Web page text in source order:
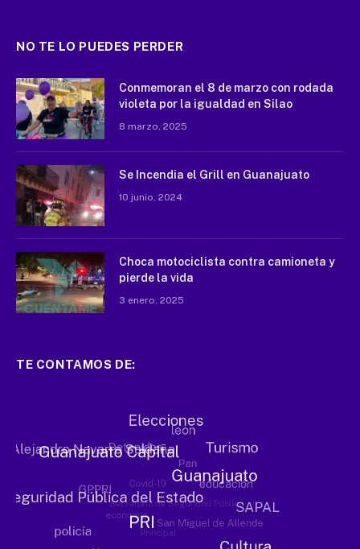
NO TE LO PUEDES PERDER
Conmemoran el 8 de marzo con rodada
violeta por la igualdad en Silao
8 marzo, 2025
Se Incendia el Grill en Guanajuato
10 junio, 2024
Choca motociclista contra camioneta y
pierde la vida
3 enero, 2025
TE CONTAMOS DE: